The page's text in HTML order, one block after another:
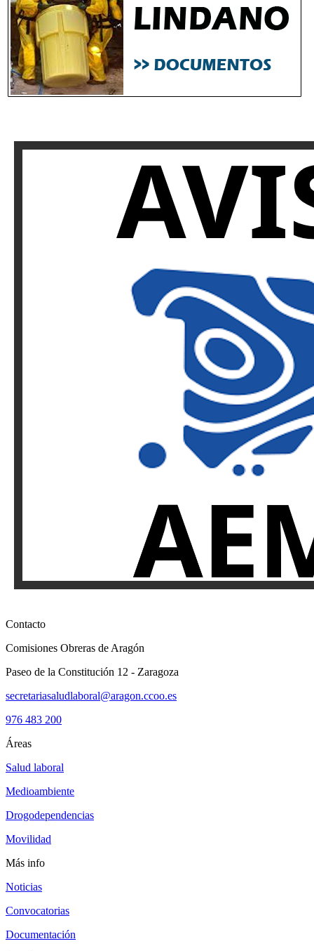
Contacto
Comisiones Obreras de Aragón
Paseo de la Constitución 12 - Zaragoza
secretariasaludlaboral@aragon.ccoo.es
976 483 200
Áreas
Salud laboral
Medioambiente
Drogodependencias
Movilidad
Más info
Noticias
Convocatorias
Documentación